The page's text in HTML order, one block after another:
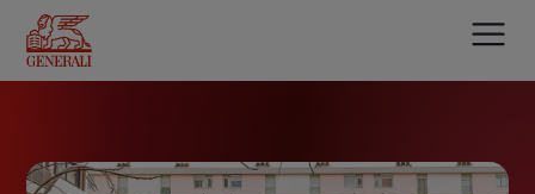
contenu
principal